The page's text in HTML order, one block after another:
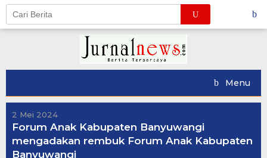
Skip
content
Menu
2 Mei 2024
Forum Anak Kabupaten Banyuwangi
mengadakan rembuk Forum Anak Kabupaten
Banyuwangi